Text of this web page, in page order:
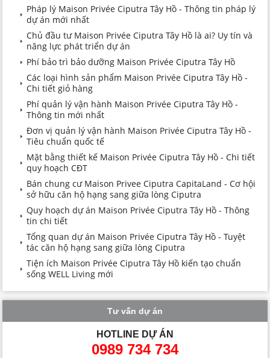
Pháp lý Maison Privée Ciputra Tây Hồ - Thông tin pháp lý
dự án mới nhất
Chủ đầu tư Maison Privée Ciputra Tây Hồ là ai? Uy tín và
năng lực phát triển dự án
Phí bảo trì bảo dưỡng Maison Privée Ciputra Tây Hồ
Các loại hình sản phẩm Maison Privée Ciputra Tây Hồ -
Chi tiết giỏ hàng
Phí quản lý vận hành Maison Privée Ciputra Tây Hồ -
Thông tin mới nhất
Đơn vị quản lý vận hành Maison Privée Ciputra Tây Hồ -
Tiêu chuẩn quốc tế
Mặt bằng thiết kế Maison Privée Ciputra Tây Hồ - Chi tiết
quy hoạch CĐT
Bán chung cư Maison Privee Ciputra CapitaLand - Cơ hội
sở hữu căn hộ hạng sang giữa lòng Ciputra
Quy hoạch dự án Maison Privée Ciputra Tây Hồ - Thông
tin chi tiết
Tổng quan dự án Maison Privée Ciputra Tây Hồ - Tuyệt
tác căn hộ hạng sang giữa lòng Ciputra
Tiện ích Maison Privée Ciputra Tây Hồ kiến tạo chuẩn
sống WELL Living mới
Tư vấn dự án
HOTLINE DỰ ÁN
0989 734 734